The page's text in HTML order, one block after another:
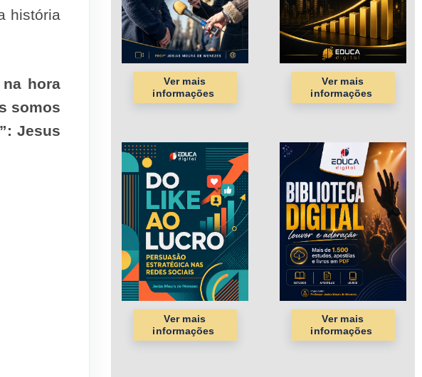
história
hora
somos
Jesus